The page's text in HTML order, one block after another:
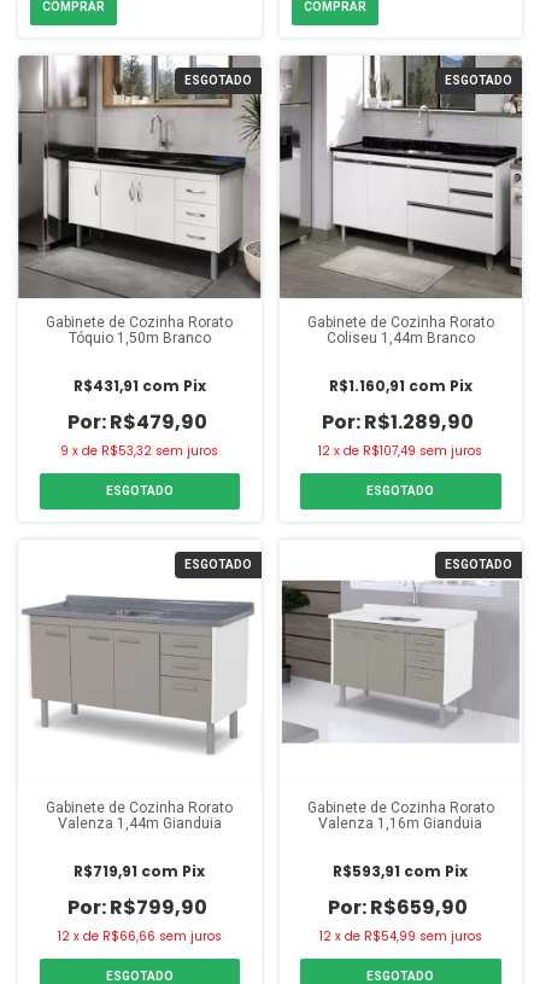
ESGOTADO
Gabinete de Cozinha Rorato
Tóquio 1,50m Branco
R$479,90
R$431,91 com Pix
9 xde R$53,32 sem juros
ESGOTADO
ESGOTADO
Gabinete de Cozinha Rorato
Coliseu 1,44m Branco
R$1.289,90
R$1.160,91 com Pix
12 xde R$107,49 sem juros
ESGOTADO
ESGOTADO
Gabinete de Cozinha Rorato
Valenza 1,44m Gianduia
R$799,90
R$719,91 com Pix
12 x de R$66,66 sem juros
ESGOTADO
ESGOTADO
Gabinete de Cozinha Rorato
Valenza 1,16m Gianduia
R$659,90
R$593,91 com Pix
12 x de R$54,99 sem juros
ESGOTADO